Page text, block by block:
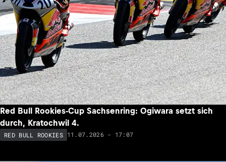
Red Bull Rookies-Cup Sachsenring: Ogiwara setzt sich
durch, Kratochwil 4.
RED BULL ROOKIES 11.07.2026 - 17:07